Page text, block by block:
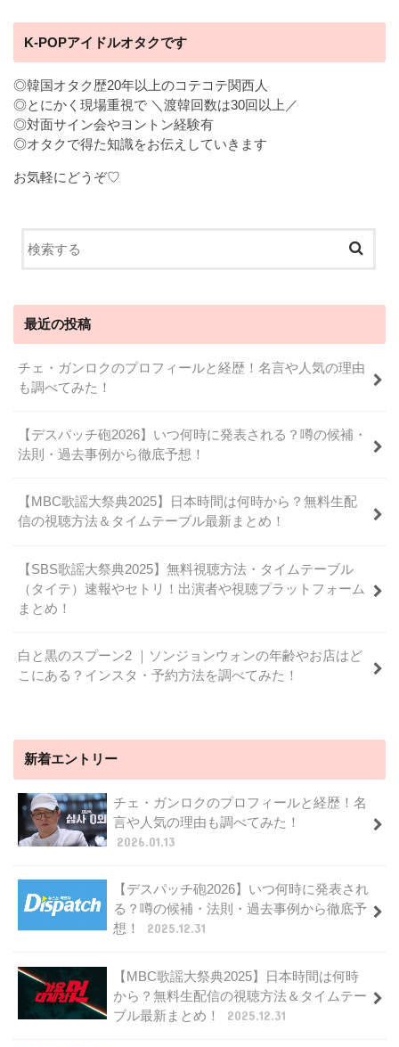
K-POPアイドルオタクです
◎韓国オタク歴20年以上のコテコテ関西人
◎とにかく現場重視で ＼渡韓回数は30回以上／
◎対面サイン会やヨントン経験有
◎オタクで得た知識をお伝えしていきます
お気軽にどうぞ♡
最近の投稿
チェ・ガンロクのプロフィールと経歴！名言や人気の理由
も調べてみた！
【デスパッチ砲2026】いつ何時に発表される？噂の候補・
法則・過去事例から徹底予想！
【MBC歌謡大祭典2025】日本時間は何時から？無料生配
信の視聴方法＆タイムテーブル最新まとめ！
【SBS歌謡大祭典2025】無料視聴方法・タイムテーブル
（タイテ）速報やセトリ！出演者や視聴プラットフォーム
まとめ！
白と黒のスプーン2 ｜ソンジョンウォンの年齢やお店はど
こにある？インスタ・予約方法を調べてみた！
新着エントリー
チェ・ガンロクのプロフィールと経歴！名
言や人気の理由も調べてみた！
2026.01.13
【デスパッチ砲2026】いつ何時に発表され
る？噂の候補・法則・過去事例から徹底予
想！
2025.12.31
【MBC歌謡大祭典2025】日本時間は何時
から？無料生配信の視聴方法＆タイムテー
ブル最新まとめ！
2025.12.31